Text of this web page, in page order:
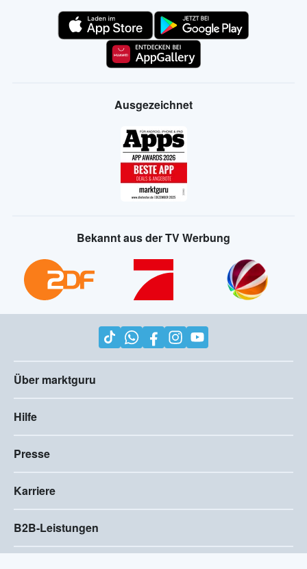
Ausgezeichnet
Bekannt aus der TV Werbung
Über marktguru
Hilfe
Presse
Karriere
B2B-Leistungen